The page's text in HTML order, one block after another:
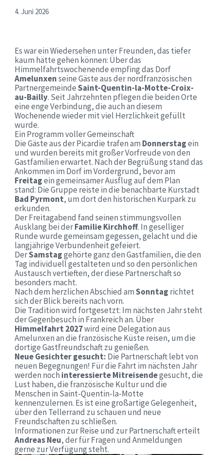
4. Juni 2026
Es war ein Wiedersehen unter Freunden, das tiefer
kaum hätte gehen können: Über das
Himmelfahrtswochenende empfing das Dorf
Amelunxenseine Gäste aus der nordfranzösischen
PartnergemeindeSaint-Quentin-la-Motte-Croix-
au-Bailly. Seit Jahrzehnten pflegen die beiden Orte
eine enge Verbindung, die auch an diesem
Wochenende wieder mit viel Herzlichkeit gefüllt
wurde.
Ein Programm voller Gemeinschaft
Die Gäste aus der Picardie trafen am Donnerstagein
und wurden bereits mit großer Vorfreude von den
Gastfamilien erwartet. Nach der Begrüßung stand das
Ankommen im Dorf im Vordergrund, bevor am
Freitagein gemeinsamer Ausflug auf dem Plan
stand: Die Gruppe reiste in die benachbarte Kurstadt
Bad Pyrmont, um dort den historischen Kurpark zu
erkunden.
Der Freitagabend fand seinen stimmungsvollen
Ausklang bei derFamilie Kirchhoff. In geselliger
Runde wurde gemeinsam gegessen, gelacht und die
langjährige Verbundenheit gefeiert.
DerSamstaggehörte ganz den Gastfamilien, die den
Tag individuell gestalteten und so den persönlichen
Austausch vertieften, der diese Partnerschaft so
besonders macht.
Nach dem herzlichen Abschied amSonntag richtet
sich der Blick bereits nach vorn.
Die Tradition wird fortgesetzt: Im nächsten Jahr steht
der Gegenbesuch in Frankreich an. Über
Himmelfahrt 2027wird eine Delegation aus
Amelunxen an die französische Küste reisen, um die
dortige Gastfreundschaft zu genießen.
Neue Gesichter gesucht: Die Partnerschaft lebt von
neuen Begegnungen! Für die Fahrt im nächsten Jahr
werden noch interessierte Mitreisendegesucht, die
Lust haben, die französische Kultur und die
Menschen in Saint-Quentin-la-Motte
kennenzulernen. Es ist eine großartige Gelegenheit,
über den Tellerrand zu schauen und neue
Freundschaften zu schließen.
Informationen zur Reise und zur Partnerschaft erteilt
Andreas Neu, der für Fragen und Anmeldungen
gerne zur Verfügung steht.